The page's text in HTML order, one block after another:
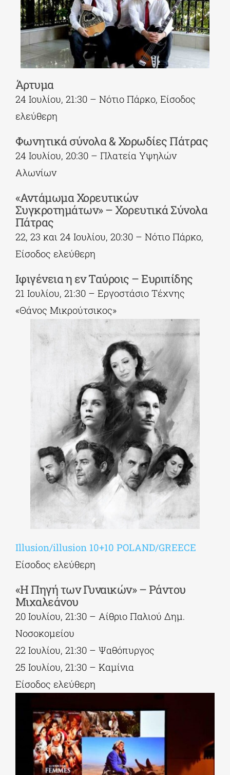
Άρτυμα
24 Ιουλίου, 21:30 – Νότιο Πάρκο, Είσοδος
ελεύθερη
Φωνητικά σύνολα & Χορωδίες Πάτρας
24 Ιουλίου, 20:30 – Πλατεία Υψηλών
Αλωνίων
«Αντάμωμα Χορευτικών
Συγκροτημάτων» – Χορευτικά Σύνολα
Πάτρας
22, 23 και 24 Ιουλίου, 20:30 – Νότιο Πάρκο,
Είσοδος ελεύθερη
Ιφιγένεια η εν Ταύροις – Ευριπίδης
21 Ιουλίου, 21:30 – Εργοστάσιο Τέχνης
«Θάνος Μικρούτσικος»
Illusion/illusion 10+10 POLAND/GREECE
Είσοδος ελεύθερη
«Η Πηγή των Γυναικών» – Ράντου
Μιχαλεάνου
20 Ιουλίου, 21:30 – Αίθριο Παλιού Δημ.
Νοσοκομείου
22 Ιουλίου, 21:30 – Ψαθόπυργος
25 Ιουλίου, 21:30 – Καμίνια
Είσοδος ελεύθερη